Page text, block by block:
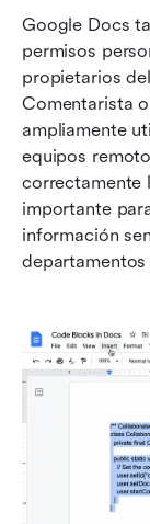
Google Docs
permisos
propietarios
Comentarista
ampliamente
equipos
correctamente
importante
información